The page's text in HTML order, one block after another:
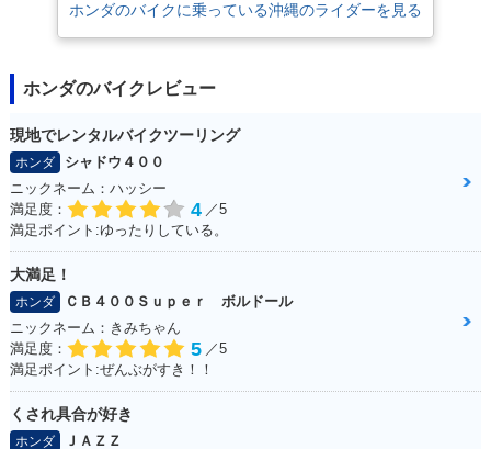
ホンダのバイクに乗っている沖縄のライダーを見る
ホンダのバイクレビュー
現地でレンタルバイクツーリング
ホンダ
シャドウ４００
ニックネーム：ハッシー
満足度：
4 ／5
満足ポイント:ゆったりしている。
大満足！
ホンダ
ＣＢ４００Ｓｕｐｅｒ ボルドール
ニックネーム：きみちゃん
満足度：
5 ／5
満足ポイント:ぜんぶがすき！！
くされ具合が好き
ホンダ
ＪＡＺＺ